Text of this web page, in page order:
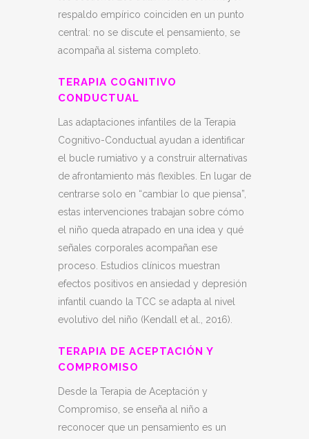
respaldo empírico coinciden en un punto
central: no se discute el pensamiento, se
acompaña al sistema completo.
TERAPIA COGNITIVO
CONDUCTUAL
Las adaptaciones infantiles de la Terapia
Cognitivo-Conductual ayudan a identificar
el bucle rumiativo y a construir alternativas
de afrontamiento más flexibles. En lugar de
centrarse solo en “cambiar lo que piensa”,
estas intervenciones trabajan sobre cómo
el niño queda atrapado en una idea y qué
señales corporales acompañan ese
proceso. Estudios clínicos muestran
efectos positivos en ansiedad y depresión
infantil cuando la TCC se adapta al nivel
evolutivo del niño (Kendall et al., 2016).
TERAPIA DE ACEPTACIÓN Y
COMPROMISO
Desde la Terapia de Aceptación y
Compromiso, se enseña al niño a
reconocer que un pensamiento es un